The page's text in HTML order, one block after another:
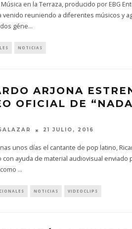
en la Terraza, producido por EBG
venido reuniendo a diferentes músicos y
géne...
NOTICIAS
ARJONA
OFICIAL DE
21 JULIO, 2016
unos días el cantante de pop latino,
con ayuda de material audiovisual enviado
...
NOTICIAS VIDEOCLIPS